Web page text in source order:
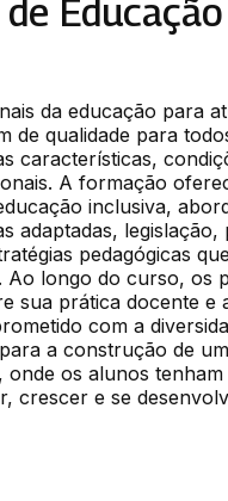
da educação para
de qualidade para
características,
A formação
inclusiva,
adaptadas,
pedagógicas
Ao longo do curso, os
sua prática docente e
com a
a construção de
os alunos tenham
crescer e se